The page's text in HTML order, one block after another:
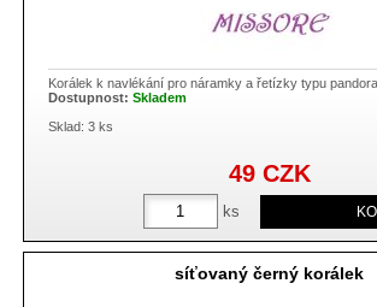
Korálek k navlékání pro náramky a řetízky typu pandora
Dostupnost:Skladem
Sklad: 3 ks
ks
49 CZK
síťovaný černý korálek